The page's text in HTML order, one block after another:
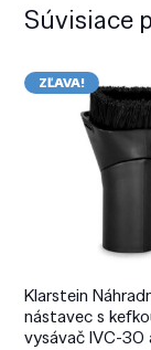
Súvisiace
ZĽAVA!
Klarstein
nástavec s
vysávač IVC-30